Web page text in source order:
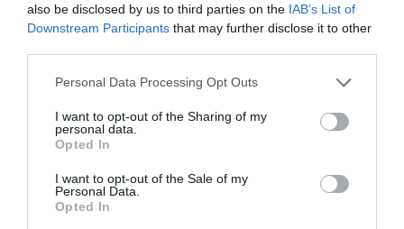
also be disclosed by us to third parties on the IAB’s List of
Downstream Participants that may further disclose it to other
Personal Data Processing Opt Outs
I want to opt-out of the Sharing of my
personal data.
Opted In
I want to opt-out of the Sale of my
Personal Data.
Opted In
να βιώσουν την αυθεντική εκπαιδευτική προσέγγιση
της Μαρίας Μοντεσσόρι.
πραγματικό τους ενδιαφέρον. Η φυσική περιέργεια τα
Montessori είναι σχεδιασμένα για να πυροδοτούν τη
φαντασία, να οξύνουν τη διορατικότητα και να
εμπνέουν την έρευνα. Στην εταιρεία
τα δυνατά σημεία του κάθε παιδιού και παρέχουμε τα
κατάλληλα εργαλεία για να ανακαλύψουν το ταλέντο
τους, προσφέροντας παράλληλα πλήρη υποστήριξη